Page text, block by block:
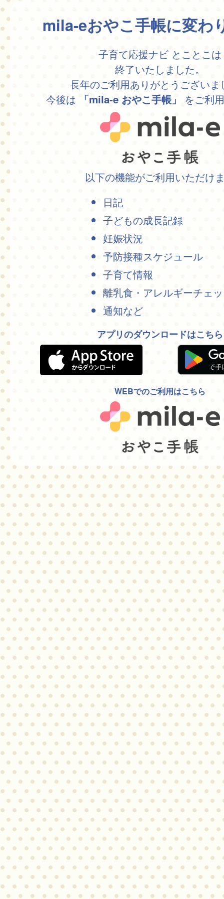
mila-eおやこ手帳に変わ
子育て応援ナビ とことこは
終了いたしました。
長年のご利用ありがとうございま
今後は
「mila-e おやこ手帳」 をご利
以下の機能がご利用いただけ
日記
子どもの成長記録
妊娠状況
予防接種スケジュール
子育て情報
離乳食・アレルギーチェ
通知など
アプリのダウンロードはこちら
WEBでのご利用はこちら